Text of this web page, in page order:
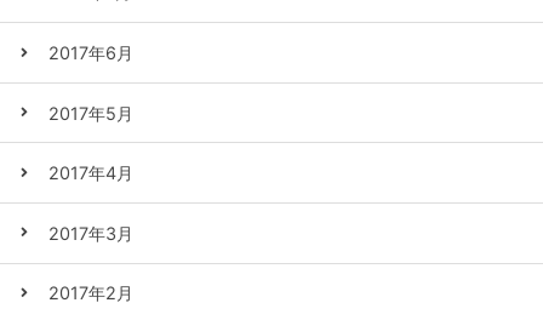
2017年6月
2017年5月
2017年4月
2017年3月
2017年2月